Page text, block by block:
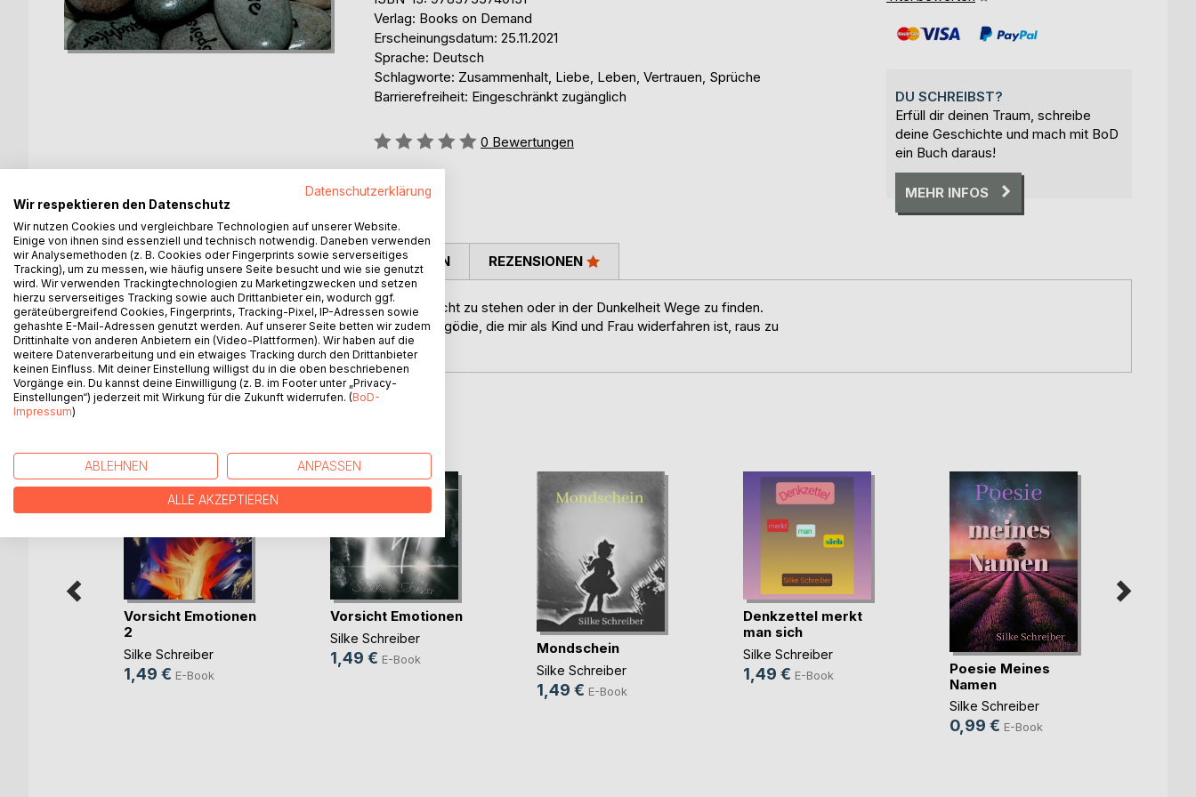
Verlag: Books on Demand
Erscheinungsdatum: 25.11.2021
Sprache: Deutsch
Schlagworte: Zusammenhalt, Liebe, Leben, Vertrauen, Sprüche
Barrierefreiheit: Eingeschränkt zugänglich
Bewertung::
0 Bewertungen
DU SCHREIBST?
Erfüll dir deinen Traum, schreibe
deine Geschichte und mach mit BoD
ein Buch daraus!
MEHR INFOS
BESCHREIBUNG
Wind Wege beschreibt, den Weg, meiner Gedanken, in Licht zu stehen oder in der Dunkelheit Wege zu finden.
Mein Persönlicher Kompass in Situationen, aus meiner Tragödie, die mir als Kind und Frau widerfahren ist, raus zu
finden
AUTOR/IN PRESSESTIMMEN REZENSIONEN
Vorsicht Emotionen
2
Silke Schreiber
1,49 € E-Book
Vorsicht Emotionen
Silke Schreiber
1,49 € E-Book
Mondschein
Silke Schreiber
1,49 € E-Book
Denkzettel merkt
man sich
Silke Schreiber
1,49 € E-Book
Poesie Meines
Namen
Silke Schreiber
0,99 € E-Book
Datenschutzerklärung
Wir respektieren den Datenschutz
Wir nutzen Cookies und vergleichbare Technologien auf unserer Website.
Einige von ihnen sind essenziell und technisch notwendig. Daneben verwenden
wir Analysemethoden (z. B. Cookies oder Fingerprints sowie serverseitiges
Tracking), um zu messen, wie häufig unsere Seite besucht und wie sie genutzt
wird. Wir verwenden Trackingtechnologien zu Marketingzwecken und setzen
hierzu serverseitiges Tracking sowie auch Drittanbieter ein, wodurch ggf.
geräteübergreifend Cookies, Fingerprints, Tracking-Pixel, IP-Adressen sowie
gehashte E-Mail-Adressen genutzt werden. Auf unserer Seite betten wir zudem
Drittinhalte von anderen Anbietern ein (Video-Plattformen). Wir haben auf die
weitere Datenverarbeitung und ein etwaiges Tracking durch den Drittanbieter
keinen Einfluss. Mit deiner Einstellung willigst du in die oben beschriebenen
Vorgänge ein. Du kannst deine Einwilligung (z. B. im Footer unter „Privacy-
Einstellungen“) jederzeit mit Wirkung für die Zukunft widerrufen. (BoD-
Impressum)
ABLEHNEN ANPASSEN
ALLE AKZEPTIEREN